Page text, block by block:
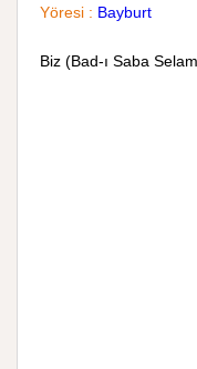
Yöresi : Bayburt
Biz (Bad-ı Saba